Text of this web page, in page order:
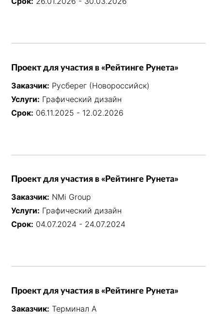
Проект для участия в «Рейтинге Рунета»
Заказчик: Русберег (Новороссийск)
Услуги: Графический дизайн
Срок: 06.11.2025 - 12.02.2026
Проект для участия в «Рейтинге Рунета»
Заказчик: NMi Group
Услуги: Графический дизайн
Срок: 04.07.2024 - 24.07.2024
Проект для участия в «Рейтинге Рунета»
Заказчик: Терминал А